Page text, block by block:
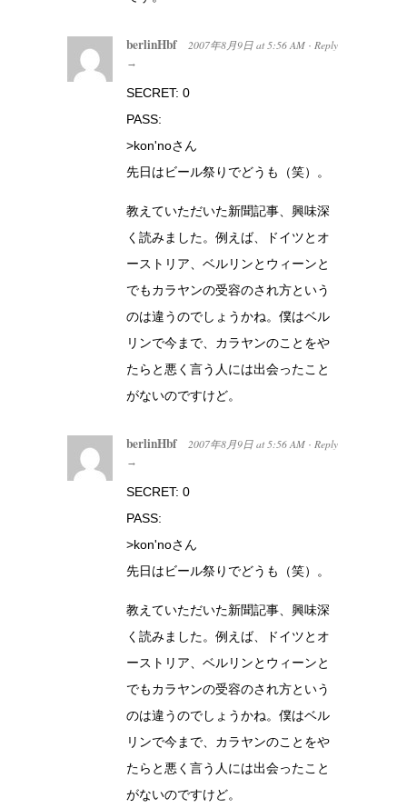
berlinHbf 2007年8月9日 at 5:56 AM · Reply
→
SECRET: 0
PASS:
>kon'noさん
先日はビール祭りでどうも（笑）。
教えていただいた新聞記事、興味深
く読みました。例えば、ドイツとオ
ーストリア、ベルリンとウィーンと
でもカラヤンの受容のされ方という
のは違うのでしょうかね。僕はベル
リンで今まで、カラヤンのことをや
たらと悪く言う人には出会ったこと
がないのですけど。
berlinHbf 2007年8月9日 at 5:56 AM · Reply
→
SECRET: 0
PASS:
>kon'noさん
先日はビール祭りでどうも（笑）。
教えていただいた新聞記事、興味深
く読みました。例えば、ドイツとオ
ーストリア、ベルリンとウィーンと
でもカラヤンの受容のされ方という
のは違うのでしょうかね。僕はベル
リンで今まで、カラヤンのことをや
たらと悪く言う人には出会ったこと
がないのですけど。